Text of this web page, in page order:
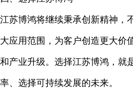
江苏博鸿将继续秉承创新精神，
大应用范围，为客户创造更大价
和产业升级。选择江苏博鸿，就
率、选择可持续发展的未来。